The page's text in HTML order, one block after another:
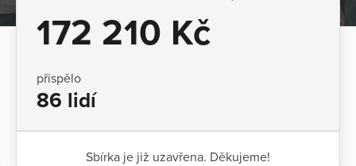
172 210 Kč
přispělo
86 lidí
Sbírka je již uzavřena. Děkujeme!